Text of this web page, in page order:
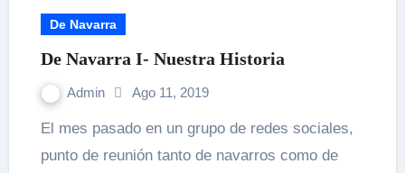
De Navarra
De Navarra I- Nuestra Historia
Admin Ago 11, 2019
El mes pasado en un grupo de redes sociales,
punto de reunión tanto de navarros como de